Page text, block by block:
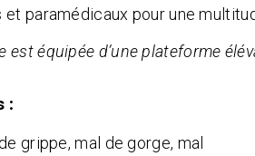
paramédicaux pour une
est équipée d’une plateforme
:
grippe, mal de gorge, mal